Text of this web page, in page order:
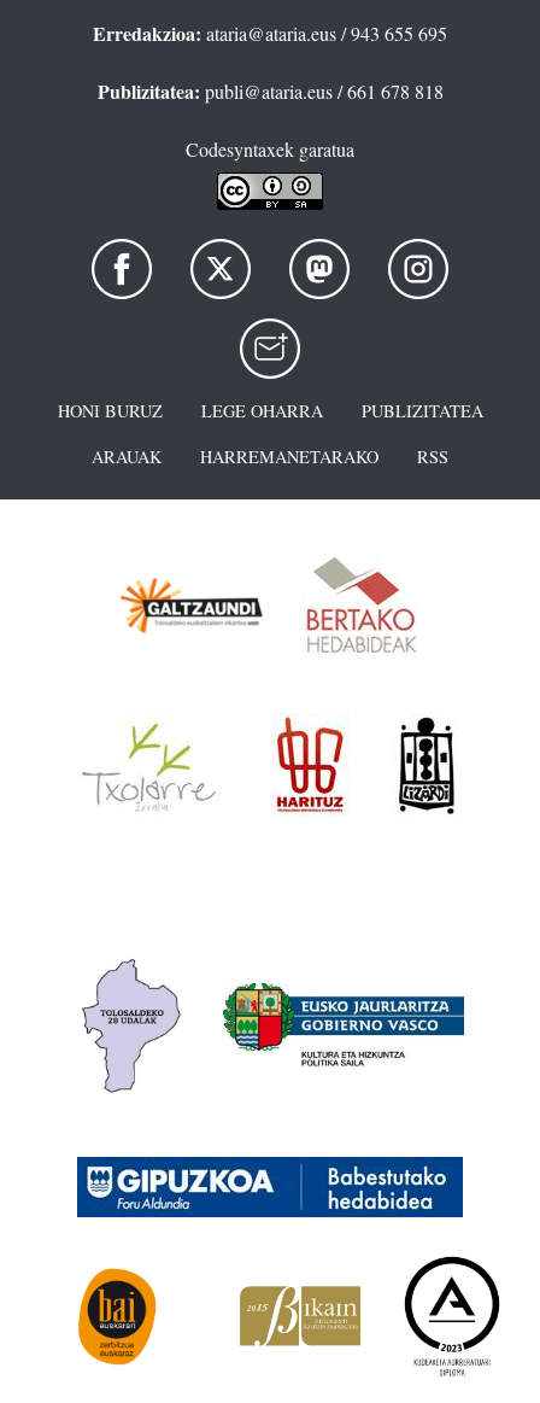
Erredakzioa: ataria@ataria.eus/ 943 655 695
Publizitatea: publi@ataria.eus/ 661 678 818
Codesyntaxek garatua
HONI BURUZ LEGE OHARRA
PUBLIZITATEA
ARAUAK
HARREMANETARAKO RSS